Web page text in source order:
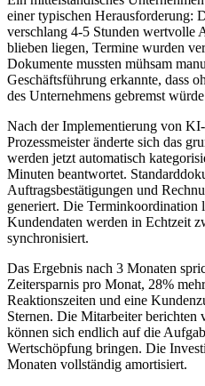
einer typischen Herausforderung:
verschlang 4-5 Stunden wertvolle
blieben liegen, Termine wurden
Dokumente mussten mühsam
Geschäftsführung erkannte, dass
des Unternehmens gebremst
Nach der Implementierung von KI-
Prozessmeister änderte sich das
werden jetzt automatisch
Minuten beantwortet.
Auftragsbestätigungen und
generiert. Die Terminkoordination
Kundendaten werden in Echtzeit
synchronisiert.
Das Ergebnis nach 3 Monaten
Zeitersparnis pro Monat, 28%
Reaktionszeiten und eine
Sternen. Die Mitarbeiter berichten
können sich endlich auf die
Wertschöpfung bringen. Die
Monaten vollständig amortisiert.